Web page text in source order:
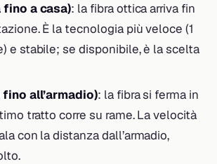
fino a casa): la fibra ottica arriva fin
È la tecnologia più veloce (1
e stabile; se disponibile, è la scelta
fino all’armadio): la fibra si ferma in
tratto corre su rame. La velocità
con la distanza dall’armadio,